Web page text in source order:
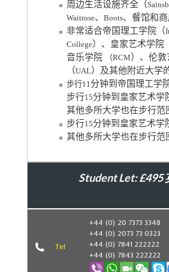
周边生活设施齐全（
Waitrose、 Boots、餐馆和商
非常适合帝国理工学院（
College）、皇家艺术学院
音乐学院
（RCM ）、伦
（UAL）及其他附近大学
步行11分钟到帝国理工学
步行15分钟到皇家艺术学
其他多所大学也在步行范
步行15分钟到皇家艺术学
其他多所大学也在步行范
Student Let: £495
Book Now
Tel
+44 (0) 20 7373 3348
+44 (0) 2073 73 0323
+44 (0) 7841 222222
+44 (0) 7843 222222